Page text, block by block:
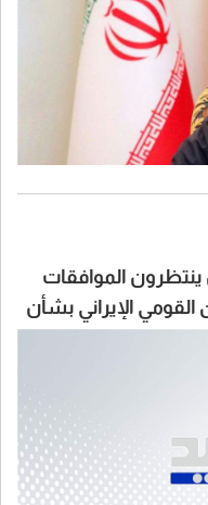
الموافقات
القومي الإيراني بشأن